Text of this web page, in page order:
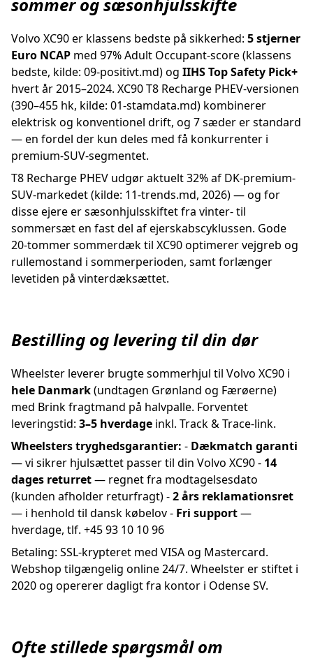
sommer og sæsonhjulsskifte
Volvo XC90 er klassens bedste på sikkerhed: 5 stjerner
Euro NCAP med 97% Adult Occupant-score (klassens
bedste, kilde: 09-positivt.md) og IIHS Top Safety Pick+
hvert år 2015–2024. XC90 T8 Recharge PHEV-versionen
(390–455 hk, kilde: 01-stamdata.md) kombinerer
elektrisk og konventionel drift, og 7 sæder er standard
— en fordel der kun deles med få konkurrenter i
premium-SUV-segmentet.
T8 Recharge PHEV udgør aktuelt 32% af DK-premium-
SUV-markedet (kilde: 11-trends.md, 2026) — og for
disse ejere er sæsonhjulsskiftet fra vinter- til
sommersæt en fast del af ejerskabscyklussen. Gode
20-tommer sommerdæk til XC90 optimerer vejgreb og
rullemostand i sommerperioden, samt forlænger
levetiden på vinterdæksættet.
Bestilling og levering til din dør
Wheelster leverer brugte sommerhjul til Volvo XC90 i
hele Danmark(undtagen Grønland og Færøerne)
med Brink fragtmand på halvpalle. Forventet
leveringstid: 3–5 hverdage inkl. Track & Trace-link.
Wheelsters tryghedsgarantier: - Dækmatch garanti
— vi sikrer hjulsættet passer til din Volvo XC90 - 14
dages returret— regnet fra modtagelsesdato
(kunden afholder returfragt) -2 års reklamationsret
— i henhold til dansk købelov - Fri support—
hverdage, tlf. +45 93 10 10 96
Betaling: SSL-krypteret med VISA og Mastercard.
Webshop tilgængelig online 24/7. Wheelster er stiftet i
2020 og opererer dagligt fra kontor i Odense SV.
Ofte stillede spørgsmål om